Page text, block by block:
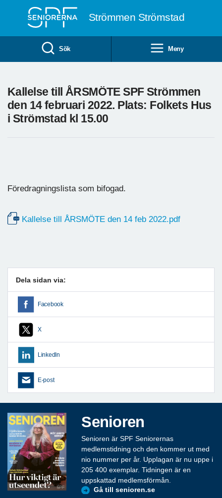
Strömmen Strömstad
Sök Meny
Kallelse till ÅRSMÖTE SPF Strömmen
den 14 februari 2022. Plats: Folkets Hus
i Strömstad kl 15.00
Föredragningslista som bifogad.
Kallelse till ÅRSMÖTE den 14 feb 2022.pdf
Dela sidan via:
Facebook
X
LinkedIn
E-post
Senioren
Senioren är SPF Seniorernas
medlemstidning och den kommer ut med
nio nummer per år. Upplagan är nu uppe i
205 400 exemplar. Tidningen är en
uppskattad medlemsförmån.
Gå till senioren.se